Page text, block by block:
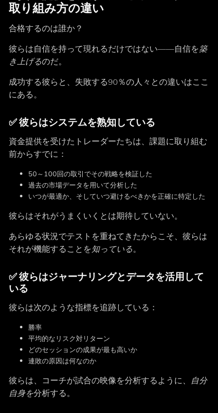
取り組み方の違い
合格するのは誰か？
彼らは自信を持って現れるだけではない――自信を築
き上げるのだ。
成功する彼らと、失敗する90％の人々との違いはここ
にある。
✅ 彼らはシステムを熟知している
資金提供を受けたトレーダーたちは、課題に取り組む
前からすでに：
50～100回の取引でその戦略を検証した
過去の市場データを用いて分析した
いつが最適か、そしていつ避けるべきかを正確に特定した
彼らはそれがうまくいくとは期待していない。
あらゆる状況でテストを重ねてきたからこそ、彼らは
それが機能することを知っている。
✅ 彼らはジャーナリングとデータを活用して
いる
彼らは次のような指標を追跡している：
勝率
平均的なリスク対リターン
どのセッションの成果が最も高いか
連敗の原因は何なのか
彼らは、コーチが試合の映像を分析するように、 自分
自身を分析する。